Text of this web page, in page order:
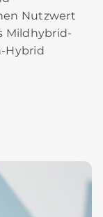
Nutzwert
Mildhybrid-
Hybrid